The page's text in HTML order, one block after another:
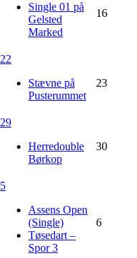
Single 01 på
Gelsted
Marked
16
22
Stævne på
Pusterummet
23
29
Herredouble
Børkop
30
5
Assens Open
(Single)
Tøsedart –
Spor 3
6